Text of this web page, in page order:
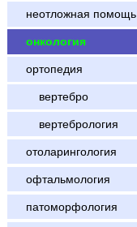
неотложная помощь
онкология
ортопедия
вертебро
вертебрология
отоларингология
офтальмология
патоморфология